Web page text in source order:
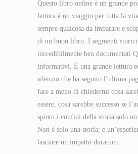
Questo libro online è un grande
lettura è un viaggio per tutta la
sempre qualcosa da imparare e
di un buon libro. I segmenti
incredibilmente ben documentati
informativi. È una grande lettura
silenzio che ha seguito l’ultima
fare a meno di chiedermi cosa
essere, cosa sarebbe successo se
spinto i confini della storia solo
Non è solo una storia; è
lasciare un impatto duraturo.